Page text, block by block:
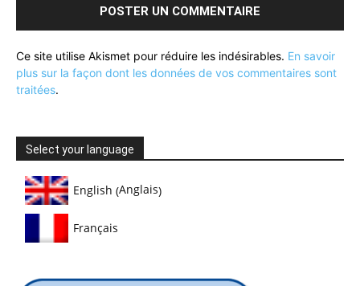
Ce site utilise Akismet pour réduire les indésirables. En savoir
plus sur la façon dont les données de vos commentaires sont
traitées.
Select your language
English (Anglais)
Français